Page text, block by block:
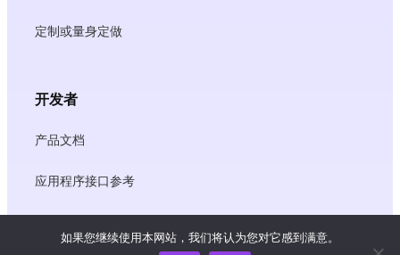
定制或量身定做
开发者
产品文档
应用程序接口参考
如果您继续使用本网站，我们将认为您对它感到满意。